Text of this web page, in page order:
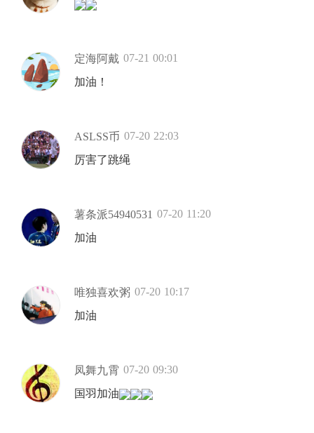
定海阿戴 07-21 00:01
加油！
ASLSS币 07-20 22:03
厉害了跳绳
薯条派54940531 07-20 11:20
加油
唯独喜欢粥 07-20 10:17
加油
凤舞九霄 07-20 09:30
国羽加油